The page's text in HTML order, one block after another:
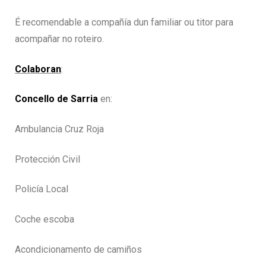
É recomendable a compañía dun familiar ou titor para
acompañar no roteiro.
Colaboran:
Concello de Sarria en:
Ambulancia Cruz Roja
Protección Civil
Policía Local
Coche escoba
Acondicionamento de camiños